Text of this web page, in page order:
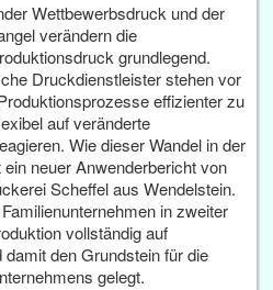
Wettbewerbsdruck und der
verändern die
grundlegend.
Druckdienstleister stehen vor
effizienter zu
auf veränderte
Wie dieser Wandel in der
neuer Anwenderbericht von
Scheffel aus Wendelstein.
in zweiter
vollständig auf
den Grundstein für die
gelegt.